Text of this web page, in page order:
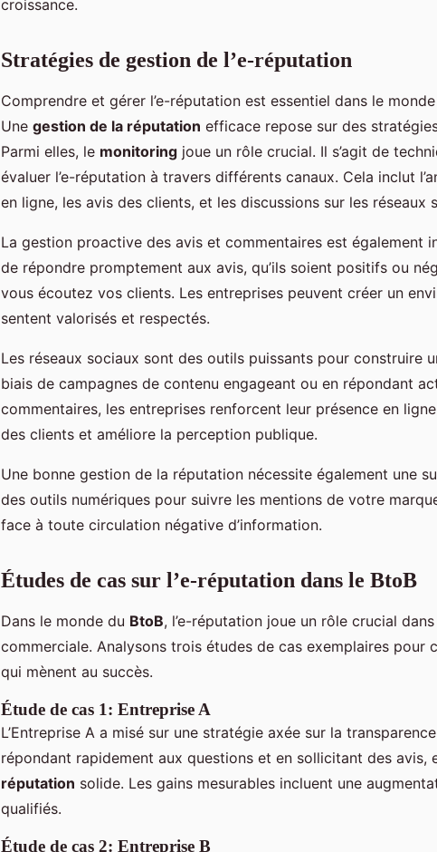
croissance.
Stratégies de gestion de l’e-réputation
Comprendre et gérer l’e-réputation est essentiel dans le monde
Une gestion de la réputation efficace repose sur des
Parmi elles, le monitoring joue un rôle crucial. Il s’agit de
évaluer l’e-réputation à travers différents canaux. Cela inclut
en ligne, les avis des clients, et les discussions sur les réseaux
La gestion proactive des avis et commentaires est également
de répondre promptement aux avis, qu’ils soient positifs ou
vous écoutez vos clients. Les entreprises peuvent créer un
sentent valorisés et respectés.
Les réseaux sociaux sont des outils puissants pour construire
biais de campagnes de contenu engageant ou en répondant
commentaires, les entreprises renforcent leur présence en
des clients et améliore la perception publique.
Une bonne gestion de la réputation nécessite également une
des outils numériques pour suivre les mentions de votre
face à toute circulation négative d’information.
Études de cas sur l’e-réputation dans le BtoB
Dans le monde du BtoB, l’e-réputation joue un rôle crucial
commerciale. Analysons trois études de cas exemplaires pour
qui mènent au succès.
Étude de cas 1: Entreprise A
L’Entreprise A a misé sur une stratégie axée sur la
répondant rapidement aux questions et en sollicitant des avis,
réputation solide. Les gains mesurables incluent une
qualifiés.
Étude de cas 2: Entreprise B